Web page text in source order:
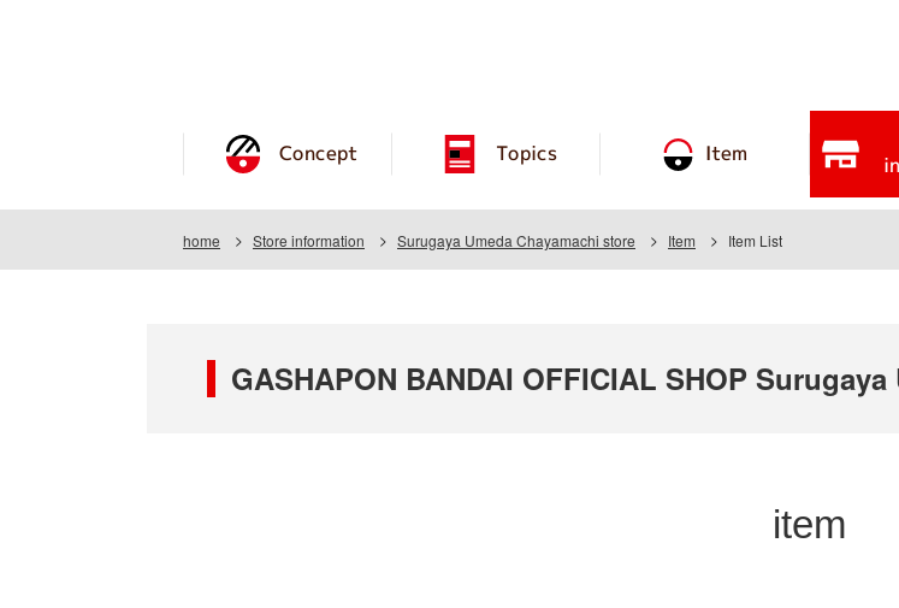
Concept Topics Item
home Store information Surugaya Umeda Chayamachi store Item Item List
GASHAPON BANDAI OFFICIAL SHOP
item